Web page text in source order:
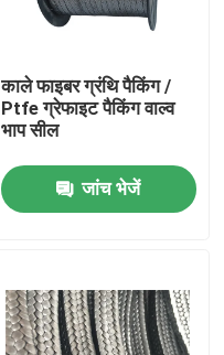
काले फाइबर ग्रंथि पैकिंग /
Ptfe ग्रेफाइट पैकिंग वाल्व
भाप सील
जांच भेजें